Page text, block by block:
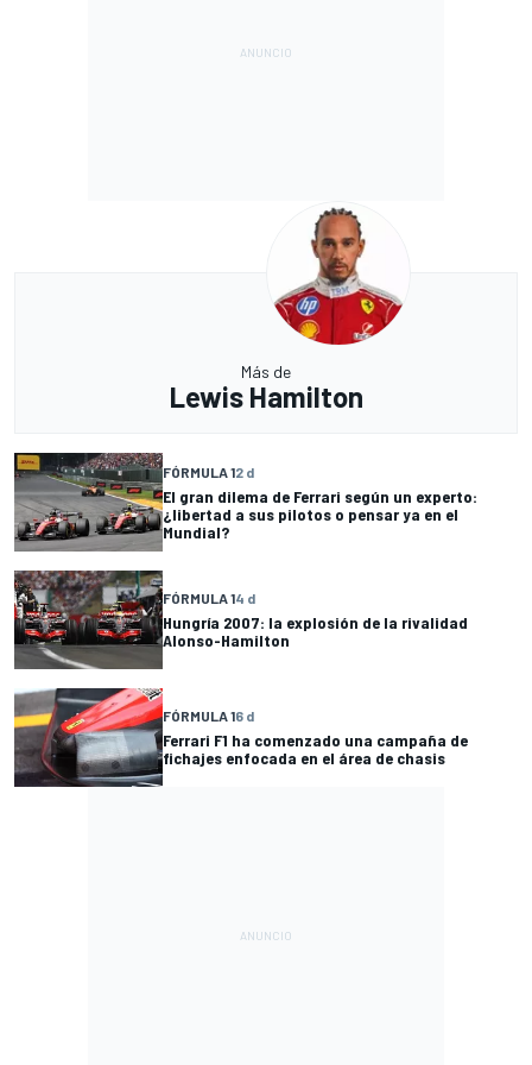
Más de
Lewis Hamilton
FÓRMULA 12 d
El gran dilema de Ferrari según un experto:
¿libertad a sus pilotos o pensar ya en el
Mundial?
FÓRMULA 14 d
Hungría 2007: la explosión de la rivalidad
Alonso-Hamilton
FÓRMULA 16 d
Ferrari F1 ha comenzado una campaña de
fichajes enfocada en el área de chasis